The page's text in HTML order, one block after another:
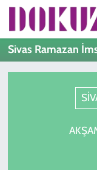
Sivas Ramazan
Hava Durumu
Süper Lig
Tüm Manşetler